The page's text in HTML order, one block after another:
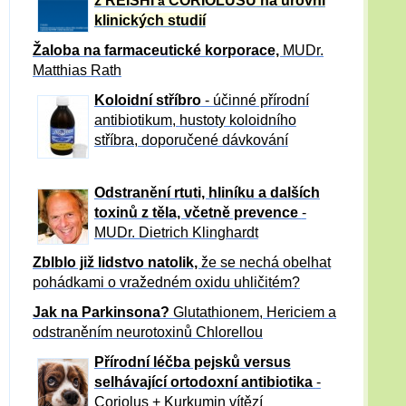
klinických studií
Žaloba na farmaceutické korporace, MUDr.
Matthias Rath
Koloidní stříbro- účinné přírodní
antibiotikum, hustoty koloidního
stříbra, doporučené dávkování
Odstranění rtuti, hliníku a dalších
toxinů z těla, včetně prevence -
MUDr. Dietrich Klinghardt
Zblblo již lidstvo natolik, že se nechá obelhat
pohádkami o vražedném oxidu uhličitém?
Jak na Parkinsona? Glutathionem, Hericiem a
odstraněním neurotoxinů Chlorellou
Přírodní léčba pejsků versus
selhávající ortodoxní antibiotika -
Coriolus + Kurkumin vítězí